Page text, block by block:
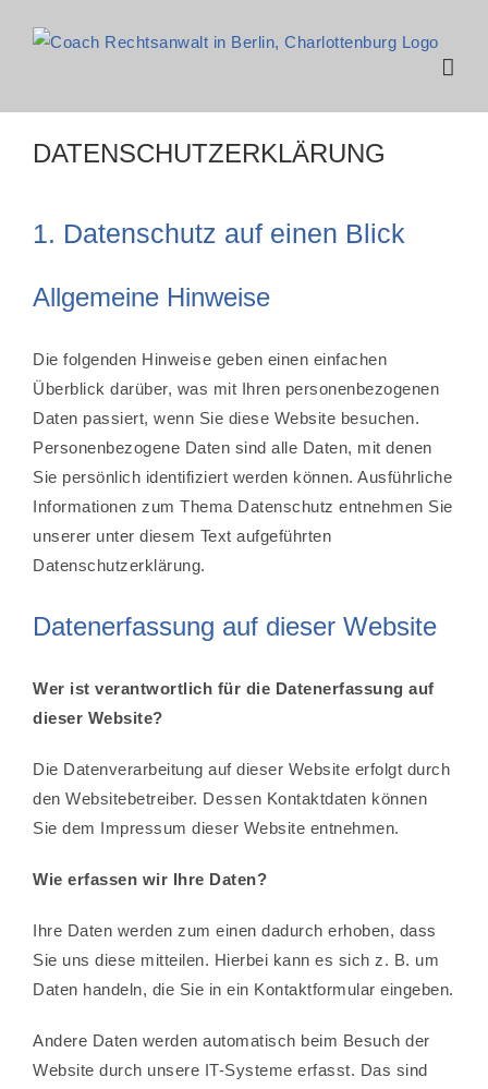
Inhalt
DATENSCHUTZERKLÄRUNG
1. Datenschutz auf einen Blick
Allgemeine Hinweise
Die folgenden Hinweise geben einen einfachen
Überblick darüber, was mit Ihren personenbezogenen
Daten passiert, wenn Sie diese Website besuchen.
Personenbezogene Daten sind alle Daten, mit denen
Sie persönlich identifiziert werden können. Ausführliche
Informationen zum Thema Datenschutz entnehmen Sie
unserer unter diesem Text aufgeführten
Datenschutzerklärung.
Datenerfassung auf dieser Website
Wer ist verantwortlich für die Datenerfassung auf
dieser Website?
Die Datenverarbeitung auf dieser Website erfolgt durch
den Websitebetreiber. Dessen Kontaktdaten können
Sie dem Impressum dieser Website entnehmen.
Wie erfassen wir Ihre Daten?
Ihre Daten werden zum einen dadurch erhoben, dass
Sie uns diese mitteilen. Hierbei kann es sich z. B. um
Daten handeln, die Sie in ein Kontaktformular eingeben.
Andere Daten werden automatisch beim Besuch der
Website durch unsere IT-Systeme erfasst. Das sind